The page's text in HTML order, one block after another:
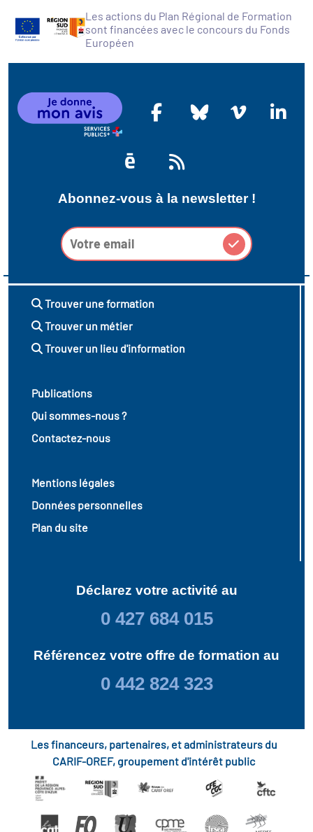
Les actions du Plan Régional de Formation
sont financées avec le concours du Fonds
Européen
Abonnez-vous à la newsletter !
Trouver une formation
Trouver un métier
Trouver un lieu d'information
Publications
Qui sommes-nous ?
Contactez-nous
Mentions légales
Données personnelles
Plan du site
Déclarez votre activité au
0 427 684 015
Référencez votre offre de formation au
0 442 824 323
Les financeurs, partenaires, et administrateurs du
CARIF-OREF, groupement d'intérêt public